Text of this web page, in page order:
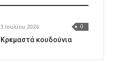
3 Ιουλίου 2026 0
Κρεμαστά κουδούνια